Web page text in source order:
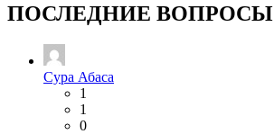
ПОСЛЕДНИЕ ВОПРОСЫ
Сура Абаса
1
1
0